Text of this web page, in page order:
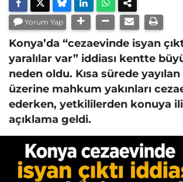
Yorum Yap
Konya’da “cezaevinde isyan
yaralılar var” iddiası kentte
neden oldu. Kısa sürede
üzerine mahkum yakınları
ederken, yetkililerden konuya
açıklama geldi.